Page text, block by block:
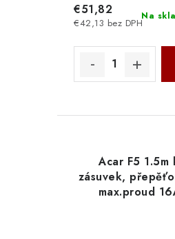
Na
€42,13 bez DPH
€51,82
Acar F5 1.5m
zásuvek,
max.proud